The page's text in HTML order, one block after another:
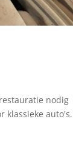
nodig
klassieke